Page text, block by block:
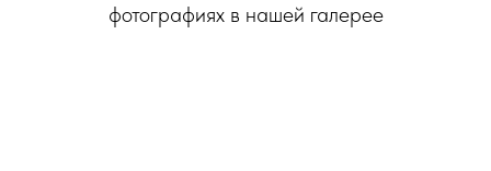
фотографиях в нашей галерее